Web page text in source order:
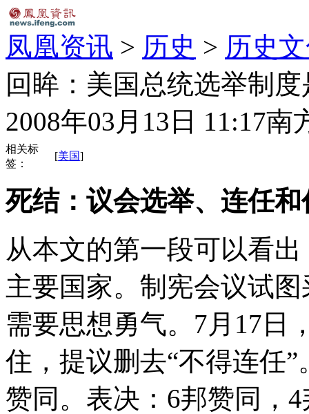
凤凰资讯 > 历史 > 历史
回眸：美国总统选举制
2008年03月13日 11:17南
相关标
签：
[美国]
死结：议会选举、连任和
从本文的第一段可以看
主要国家。制宪会议试
需要思想勇气。7月17日
住，提议删去“不得连任
赞同。表决：6邦赞同，